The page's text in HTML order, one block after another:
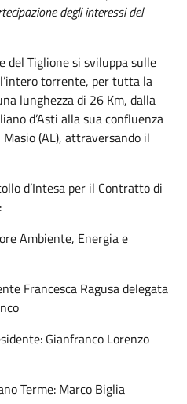
degli interessi del
del Tiglione si sviluppa sulle
torrente, per tutta la
lunghezza di 26 Km, dalla
d’Asti alla sua confluenza
(AL), attraversando il
d’Intesa per il Contratto di
Ambiente, Energia e
Francesca Ragusa delegata
Gianfranco Lorenzo
Terme: Marco Biglia